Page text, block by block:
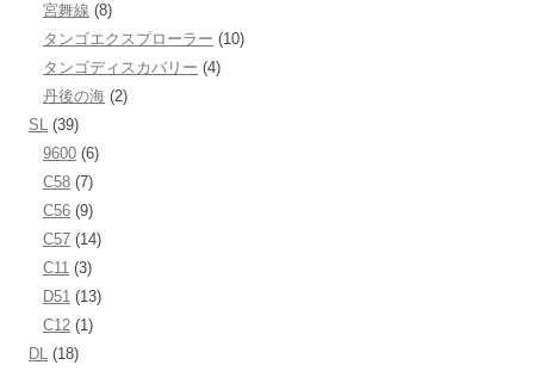
宮舞線 (8)
タンゴエクスプローラー (10)
タンゴディスカバリー (4)
丹後の海 (2)
SL (39)
9600 (6)
C58 (7)
C56 (9)
C57 (14)
C11 (3)
D51 (13)
C12 (1)
DL (18)